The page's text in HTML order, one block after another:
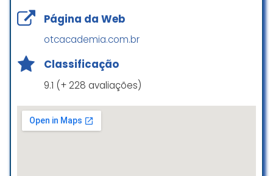
piscina é aquecida e bem
agradável de fazer as aulas. As
aulas por sua vez são mi istradas
pela Márcia e o Luis filho, que olha,
eu tiro o chapéu, afinal de co tas
conseguiram me fazer aprender a
Página da Web
otcacademia.com.br
Classificação
9.1 (+ 228 avaliações)